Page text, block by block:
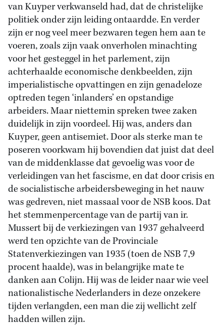
van Kuyper verkwanseld had, dat de christelijke
politiek onder zijn leiding ontaardde. En verder
zijn er nog veel meer bezwaren tegen hem aan te
voeren, zoals zijn vaak onverholen minachting
voor het gesteggel in het parlement, zijn
achterhaalde economische denkbeelden, zijn
imperialistische opvattingen en zijn genadeloze
optreden tegen ‘inlanders’ en opstandige
arbeiders. Maar niettemin spreken twee zaken
duidelijk in zijn voordeel. Hij was, anders dan
Kuyper, geen antisemiet. Door als sterke man te
poseren voorkwam hij bovendien dat juist dat deel
van de middenklasse dat gevoelig was voor de
verleidingen van het fascisme, en dat door crisis en
de socialistische arbeidersbeweging in het nauw
was gedreven, niet massaal voor de NSB koos. Dat
het stemmenpercentage van de partij van ir.
Mussert bij de verkiezingen van 1937 gehalveerd
werd ten opzichte van de Provinciale
Statenverkiezingen van 1935 (toen de NSB 7,9
procent haalde), was in belangrijke mate te
danken aan Colijn. Hij was de leider naar wie veel
nationalistische Nederlanders in deze onzekere
tijden verlangden, een man die zij wellicht zelf
hadden willen zijn.